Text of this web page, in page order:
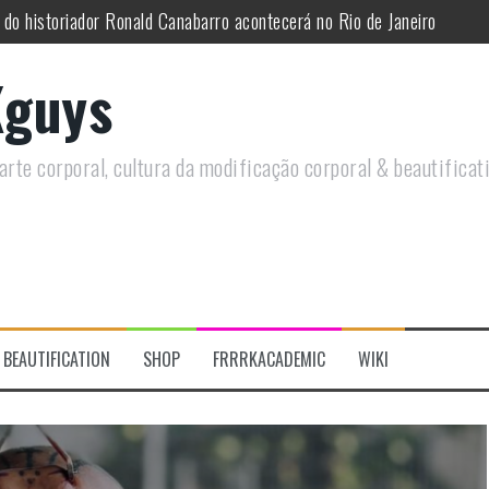
sobre Circo Freak em encontro online
modificações corporais e anarquia em encontro online
saiba como você pode ajudar duas ações que estão a ocorrer
a celebração do Orgulho Freak no Chile
historiador Ronald Canabarro acontecerá no Rio de Janeiro
corporal, cultura da modificação corporal &
BEAUTIFICATION SHOP FRRRKACADEMIC WIKI